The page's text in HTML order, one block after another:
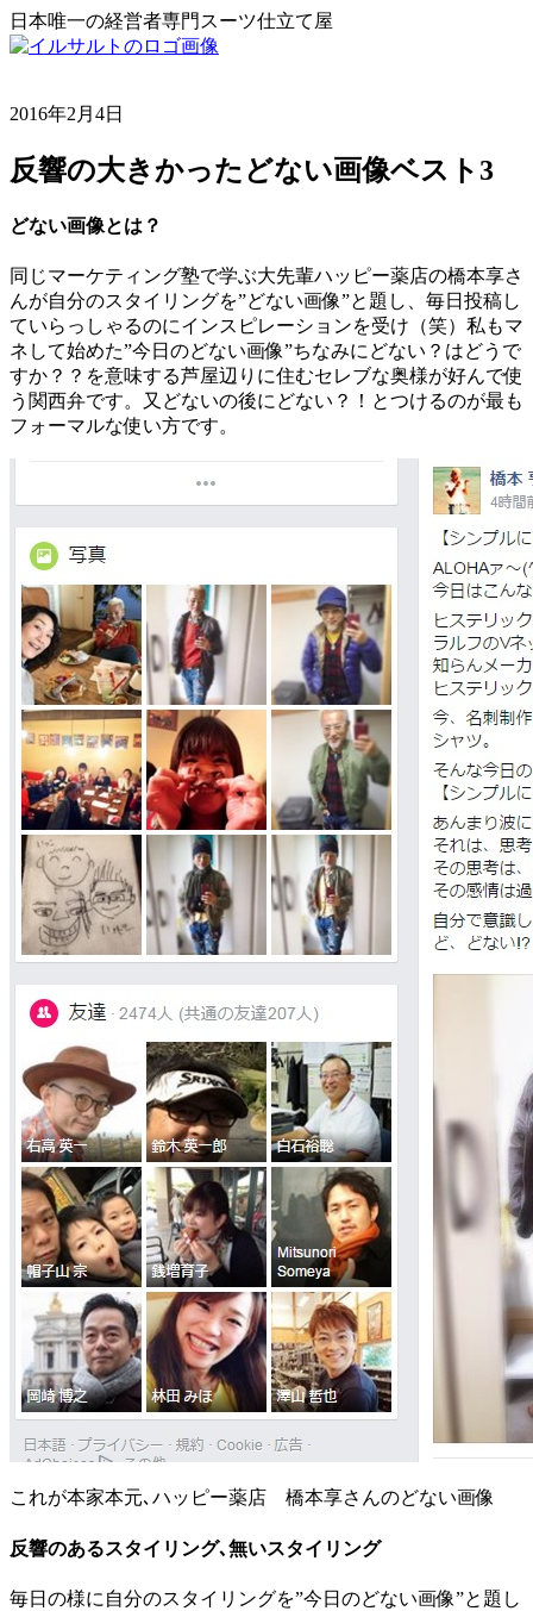
日本唯一の経営者専門スーツ仕立て屋
2016年2月4日
反響の大きかったどない画像ベスト3
どない画像とは？
同じマーケティング塾で学ぶ大先輩ハッピー薬店の橋本享さ
んが自分のスタイリングを”どない画像”と題し、毎日投稿し
ていらっしゃるのにインスピレーションを受け（笑）私もマ
ネして始めた”今日のどない画像”ちなみにどない？はどうで
すか？？を意味する芦屋辺りに住むセレブな奥様が好んで使
う関西弁です。又どないの後にどない？！とつけるのが最も
フォーマルな使い方です。
これが本家本元､ハッピー薬店 橋本享さんのどない画像
反響のあるスタイリング､無いスタイリング
毎日の様に自分のスタイリングを”今日のどない画像”と題し